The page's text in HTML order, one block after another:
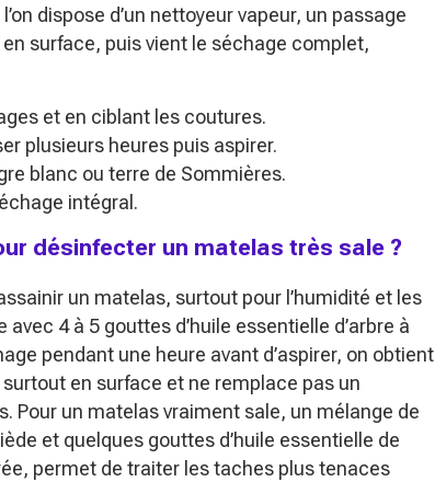
dispose d’un nettoyeur vapeur, un passage
surface, puis vient le séchage complet,
et en ciblant les coutures.
plusieurs heures puis aspirer.
blanc ou terre de Sommières.
intégral.
désinfecter un matelas très sale ?
un matelas, surtout pour l’humidité et les
4 à 5 gouttes d’huile essentielle d’arbre à
pendant une heure avant d’aspirer, on obtient
en surface et ne remplace pas un
Pour un matelas vraiment sale, un mélange de
et quelques gouttes d’huile essentielle de
permet de traiter les taches plus tenaces